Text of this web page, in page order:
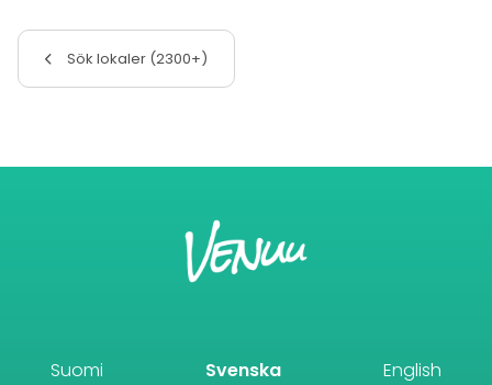
Sök lokaler (2300+)
Suomi Svenska English